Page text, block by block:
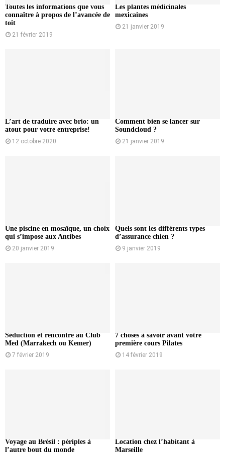
Toutes les informations que vous
connaître à propos de l’avancée de
toit
21 février 2019
Les plantes médicinales
mexicaines
21 janvier 2019
L’art de traduire avec brio: un
atout pour votre entreprise!
12 octobre 2020
Comment bien se lancer sur
Soundcloud ?
21 janvier 2019
Une piscine en mosaïque, un choix
qui s’impose aux Antibes
20 janvier 2019
Quels sont les différents types
d’assurance chien ?
9 janvier 2019
Séduction et rencontre au Club
Med (Marrakech ou Kemer)
7 février 2019
7 choses à savoir avant votre
première cours Pilates
14 février 2019
Voyage au Brésil : périples à
l’autre bout du monde
Location chez l’habitant à
Marseille